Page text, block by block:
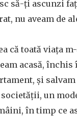
să-ți ascunzi
nu aveam de
că toată viața
acasă,
și
un
în timp ce